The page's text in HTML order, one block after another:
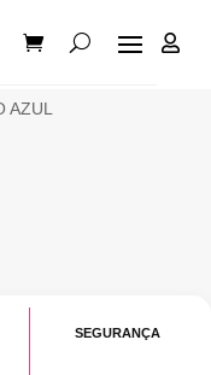

AZUL
SEGURANÇA